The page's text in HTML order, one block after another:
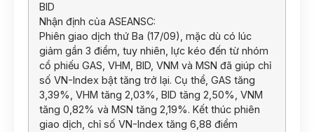
BID
Nhận định của ASEANSC:
Phiên giao dịch thứ Ba (17/09), mặc dù có lúc
giảm gần 3 điểm, tuy nhiên, lực kéo đến từ nhóm
cổ phiếu GAS, VHM, BID, VNM và MSN đã giúp chỉ
số VN-Index bật tăng trở lại. Cụ thể, GAS tăng
3,39%, VHM tăng 2,03%, BID tăng 2,50%, VNM
tăng 0,82% và MSN tăng 2,19%. Kết thúc phiên
giao dịch, chỉ số VN-Index tăng 6,88 điểm